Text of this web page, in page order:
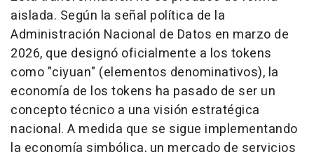
aislada. Según la señal política de la
Administración Nacional de Datos en marzo de
2026, que designó oficialmente a los tokens
como "ciyuan" (elementos denominativos), la
economía de los tokens ha pasado de ser un
concepto técnico a una visión estratégica
nacional. A medida que se sigue implementando
la economía simbólica, un mercado de servicios